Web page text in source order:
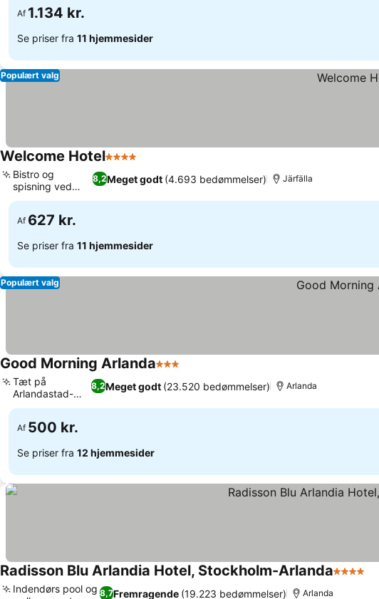
Af 1.134 kr.
Se priser fra 11 hjemmesider
Populært valg
Welcome Hotel4 Stjerner
8,2Meget godt (4.693 bedømmelser)
Bistro og
spisning ved
poolen
Järfälla
Af 627 kr.
Se priser fra 11 hjemmesider
Populært valg
Good Morning Arlanda3 Stjerner
8,2Meget godt (23.520 bedømmelser)
Tæt på
Arlandastad-
området
Arlanda
Af 500 kr.
Se priser fra 12 hjemmesider
Radisson Blu Arlandia Hotel, Stockholm-Arlanda4 Stjerner
8,7Fremragende (19.223 bedømmelser)
Indendørs pool og
Arlanda